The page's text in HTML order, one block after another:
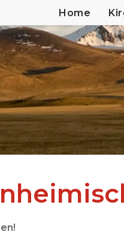
Home